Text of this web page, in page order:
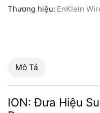
Thương hiệu: EnKlein
Mô Tả
ION: Đưa Hiệu